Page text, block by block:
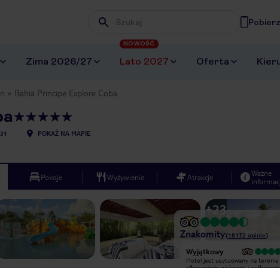
Wpisz frazę, której szukasz
Zima 2026/27 Lato 2027
NOWOŚĆ
Oferta
Bahia Principe Explore Coba
POKAŻ NA MAPIE
Pokoje Wyżywienie Atrakcje
Ważne
1/
+23
Znakomity(18172 opinie)
Wyjątkowy
Imponujący rozległy resort zatopiony
Wyjątkowy
Hotel jest usytuowany na terenie